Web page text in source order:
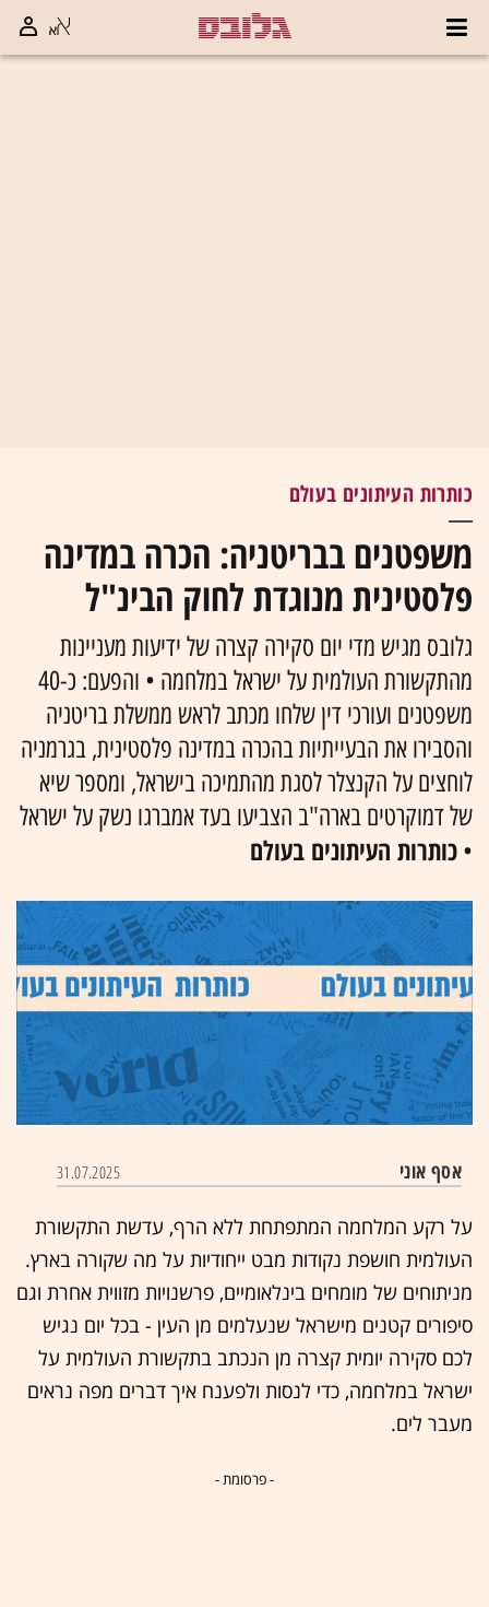
כותרות העיתונים בעולם
משפטנים בבריטניה: הכרה במדינה
פלסטינית מנוגדת לחוק הבינ"ל
גלובס מגיש מדי יום סקירה קצרה של ידיעות מעניינות
מהתקשורת העולמית על ישראל במלחמה • והפעם: כ-40
משפטנים ועורכי דין שלחו מכתב לראש ממשלת בריטניה
והסבירו את הבעייתיות בהכרה במדינה פלסטינית, בגרמניה
לוחצים על הקנצלר לסגת מהתמיכה בישראל, ומספר שיא
של דמוקרטים בארה"ב הצביעו בעד אמברגו נשק על ישראל
• כותרות העיתונים בעולם
אסף אוני 31.07.2025
על רקע המלחמה המתפתחת ללא הרף, עדשת התקשורת
העולמית חושפת נקודות מבט ייחודיות על מה שקורה בארץ.
מניתוחים של מומחים בינלאומיים, פרשנויות מזווית אחרת וגם
סיפורים קטנים מישראל שנעלמים מן העין - בכל יום נגיש
לכם סקירה יומית קצרה מן הנכתב בתקשורת העולמית על
ישראל במלחמה, כדי לנסות ולפענח איך דברים מפה נראים
מעבר לים.
- פרסומת -